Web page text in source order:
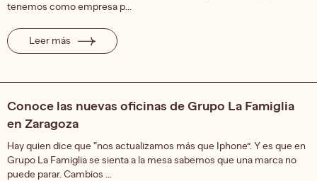
tenemos como empresa p...
Leer más
Conoce las nuevas oficinas de Grupo La Famiglia
en Zaragoza
Hay quien dice que “nos actualizamos más que Iphone”. Y es que en
Grupo La Famiglia se sienta a la mesa sabemos que una marca no
puede parar. Cambios ...